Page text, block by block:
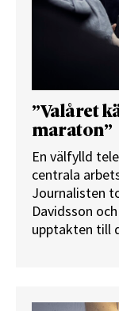
”Valåret
maraton”
En välfylld
centrala
Journalisten
Davidsson
upptakten till